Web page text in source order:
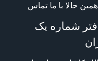
حالا با ما تماس
شماره یک